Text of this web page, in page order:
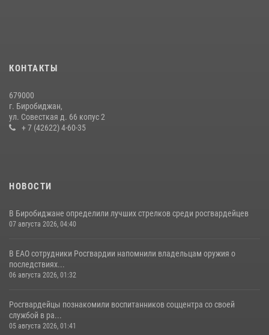
15 июля 2026, 07:12
гражданского оружия
31 июля 2026, 01:48
КОНТАКТЫ
679000
г. Биробиджан,
ул. Совесткая д. 66 копус 2
+ 7 (42622) 4-60-35
НОВОСТИ
В Биробиджане определили лучших стрелков среди росгвардейцев
07 августа 2026, 04:40
В ЕАО сотрудники Росгвардии напомнили владельцам оружия о
последствиях...
06 августа 2026, 01:32
Росгвардейцы познакомили воспитанников соццентра со своей
службой в ра...
05 августа 2026, 01:41